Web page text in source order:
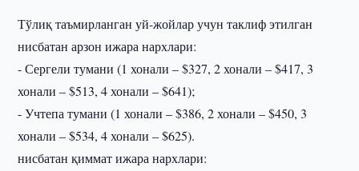
Тўлиқ таъмирланган уй-жойлар учун таклиф этилган
нисбатан арзон ижара нархлари:
- Сергели тумани (1 хонали – $327, 2 хонали – $417, 3
хонали – $513, 4 хонали – $641);
- Учтепа тумани (1 хонали – $386, 2 хонали – $450, 3
хонали – $534, 4 хонали – $625).
нисбатан қиммат ижара нархлари: